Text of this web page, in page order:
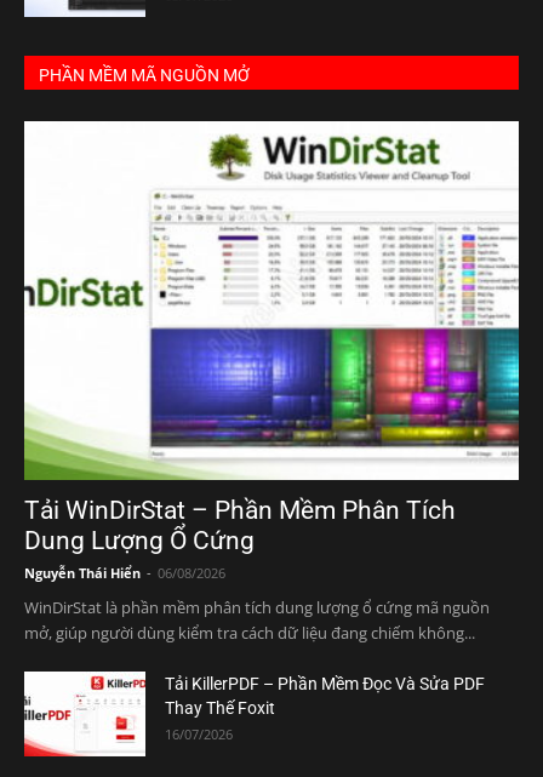
PHẦN MỀM MÃ NGUỒN MỞ
Tải WinDirStat – Phần Mềm Phân Tích
Dung Lượng Ổ Cứng
Nguyễn Thái Hiển - 06/08/2026
WinDirStat là phần mềm phân tích dung lượng ổ cứng mã nguồn
mở, giúp người dùng kiểm tra cách dữ liệu đang chiếm không...
Tải KillerPDF – Phần Mềm Đọc Và Sửa PDF
Thay Thế Foxit
16/07/2026